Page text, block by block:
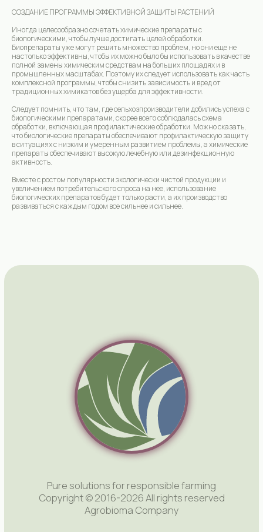
СОЗДАНИЕ ПРОГРАММЫ ЭФФЕКТИВНОЙ ЗАЩИТЫ РАСТЕНИЙ
Иногда целесообразно сочетать химические препараты с
биологическими, чтобы лучше достигать целей обработки.
Биопрепараты уже могут решить множество проблем, но они еще не
настолько эффективны, чтобы их можно было бы использовать в качестве
полной замены химическим средствам на больших площадях и в
промышленных масштабах. Поэтому их следует использовать как часть
комплексной программы, чтобы снизить зависимость и вред от
традиционных химикатов без ущерба для эффективности.
Следует помнить, что там, где сельхозпроизводители добились успеха с
биологическими препаратами, скорее всего соблюдалась схема
обработки, включающая профилактические обработки. Можно сказать,
что биологические препараты обеспечивают профилактическую защиту
в ситуациях с низким и умеренным развитием проблемы, а химические
препараты обеспечивают высокую лечебную или дезинфекционную
активность.
Вместе с ростом популярности экологически чистой продукции и
увеличением потребительского спроса на нее, использование
биологических препаратов будет только расти, а их производство
развиваться с каждым годом все сильнее и сильнее.
Pure solutions for responsible farming
Copyright © 2016-2026 All rights reserved
Agrobioma Company